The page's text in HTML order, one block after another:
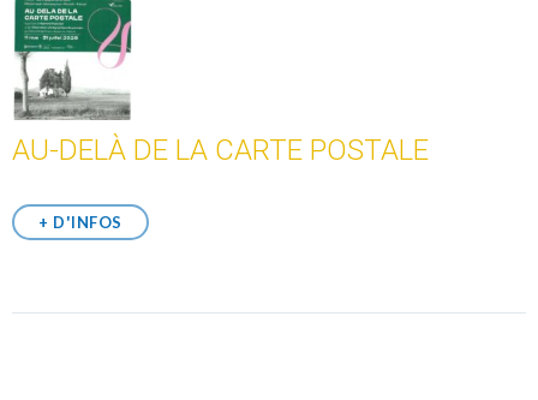
AU-DELÀ DE LA CARTE POSTALE
+ D'INFOS